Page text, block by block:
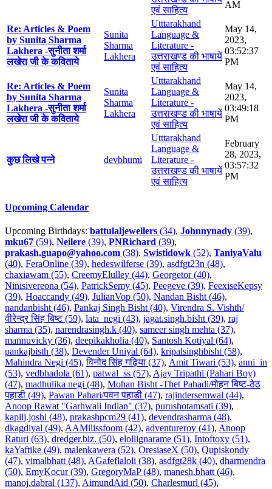
एवं साहित्य
AM
Re: Articles & Poem
by Sunita Sharma
Lakhera -सुनीता शर्मा
लखेरा जी के कविताये
Sunita
Sharma
Lakhera
Utttarakhand
Language &
Literature -
उत्तराखण्ड की भाषायें
एवं साहित्य
May 14,
2023,
03:52:37
PM
Re: Articles & Poem
by Sunita Sharma
Lakhera -सुनीता शर्मा
लखेरा जी के कविताये
Sunita
Sharma
Lakhera
Utttarakhand
Language &
Literature -
उत्तराखण्ड की भाषायें
एवं साहित्य
May 14,
2023,
03:49:18
PM
कुछ लिखे पन्ने devbhumi
Utttarakhand
Language &
Literature -
उत्तराखण्ड की भाषायें
एवं साहित्य
February
28, 2023,
03:57:32
PM
Upcoming Calendar
Upcoming Birthdays: battulaljewellers (34), Johnnynady (39),
mku67 (59), Neilere (39), PNRichard (39),
prakash.guapo@yahoo.com (38), Swistidowk (52), TaniyaValu
(40), FeraOnline (39), hedeswilferse (39), asdfgt23n (48),
chaxiawam (55), CreemyElulley (44), Georgetor (40),
Ninisivereona (54), PatrickSemy (45), Peegeve (39), FeexiseKepsy
(39), Hoaccandy (49), JulianVop (50), Nandan Bisht (46),
nandanbisht (46), Pankaj Singh Bisht (40), Virendra S. Vishth/
वीरेन्द्र सिंह बिष्ट (59), lata_negi (43), jagat.singh.bisht (39), raj
sharma (35), narendrasingh.k (40), sameer singh mehta (37),
mannuvicky (36), deepikakholia (40), Santosh Kotiyal (64),
pankajbisth (38), Devender Uniyal (64), kripalsinghbisht (58),
Mahindra Negi (45),विनोद सिंह गढ़िया (37), Amit Tiwari (53), anni_in
(53), vedbhadola (61), patwal_ss (57), Ajay Tripathi (Pahari Boy)
(47), madhulika negi (48), Mohan Bisht -Thet Pahadi/मोहन बिष्ट-ठेठ
पहाडी (49), Pawan Pahari/पवन पहाडी (47), rajindersemwal (44),
Anoop Rawat "Garhwali Indian" (37), purushotamsati (39),
kapilj.joshi (48), prakashpcm29 (41), devendrasharma (48),
dkagdiyal (49), AAMilissfoom (42), adventureroy (41), Anoop
Raturi (63), dredger.biz. (50), elollignarame (51), Intoftoxy (51),
kaYaftike (49), malenkawera (52), OresiaseX (50), Qupiskondy
(47), vimalbhatt (48), AGafeflaloli (38), asdfgt28k (40), dharmendra
(50), EmyKocur (39), GregoryMaP (48), manesh.bhatt (46),
manoj.dabral (137), AimundAid (50), Charlesmurl (45),